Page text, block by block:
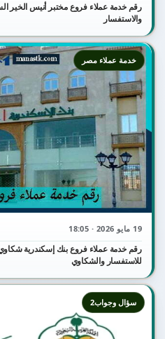
والاستفسار
19 مايو 2026 · 18:05
للاستفسار والشكاوي
خدمة عملاء مصر
سؤال وجواب2